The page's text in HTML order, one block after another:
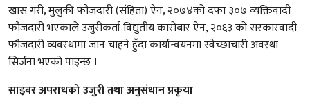
खास गरी, मुलुकी फौजदारी (संहिता) ऐन, २०७४को दफा ३०७ व्यक्तिवादी
फौजदारी भएकाले उजुरीकर्ता विद्युतीय कारोबार ऐन, २०६३ को सरकारवादी
फौजदारी व्यवस्थामा जान चाहने हुँदा कार्यान्वयनमा स्वेच्छाचारी अवस्था
सिर्जना भएको पाइन्छ ।
साइबर अपराधको उजुरी तथा अनुसंधान प्रकृया